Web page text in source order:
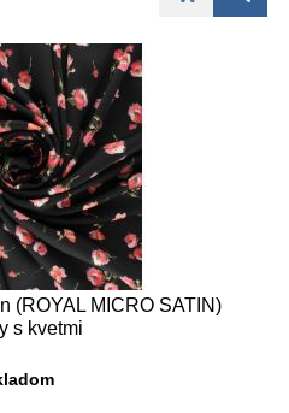
(ROYAL MICRO SATIN)
s kvetmi